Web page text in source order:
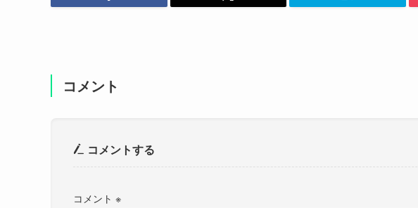
コメント
コメントする
コメント ※